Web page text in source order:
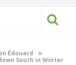
Édouard »
South in Winter